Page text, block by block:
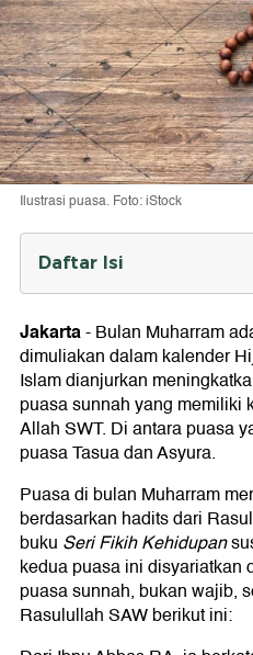
Ilustrasi puasa. Foto: iStock
Daftar Isi
Puasa Muharram
Niat Puasa di Bulan
Niat Puasa Muharram
Niat Puasa Tasua
Niat Puasa Asyura
Jakarta-Bulan Muharram
dimuliakan dalam kalender
Islam dianjurkan
puasa sunnah yang memiliki
Allah SWT. Di antara puasa
puasa Tasua dan Asyura.
Puasa di bulan Muharram
berdasarkan hadits dari
buku Seri Fikih Kehidupan
kedua puasa ini disyariatkan
puasa sunnah, bukan wajib,
Rasulullah SAW berikut ini: